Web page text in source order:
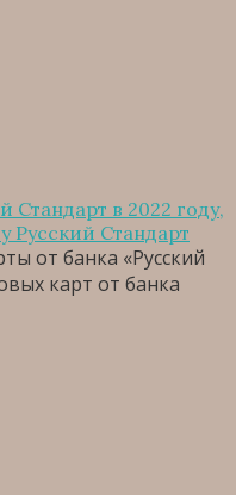
Стандарт в 2022 году,
Русский Стандарт
от банка «Русский
карт от банка